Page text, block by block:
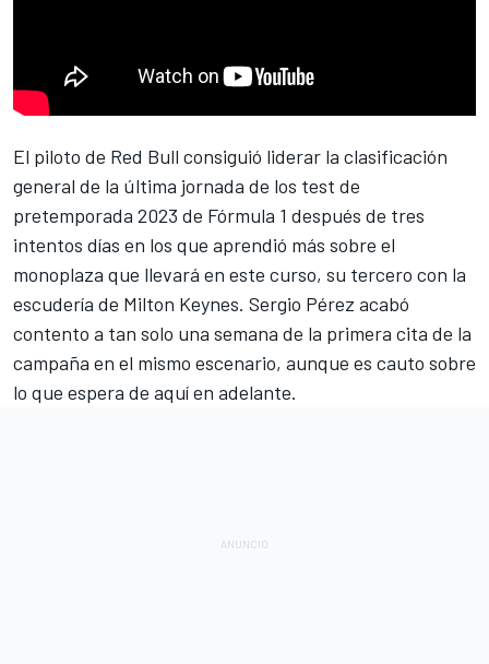
El piloto de Red Bull consiguió liderar la clasificación
general de la última jornada de los test de
pretemporada 2023 de Fórmula 1 después de tres
intentos días en los que aprendió más sobre el
monoplaza que llevará en este curso, su tercero con la
escudería de Milton Keynes. Sergio Pérez acabó
contento a tan solo una semana de la primera cita de la
campaña en el mismo escenario, aunque es cauto sobre
lo que espera de aquí en adelante.